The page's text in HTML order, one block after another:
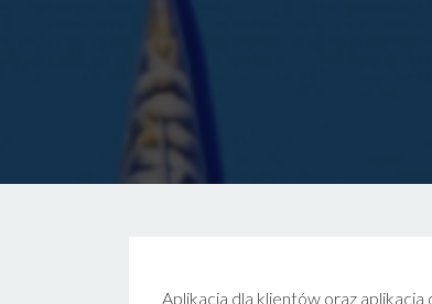
Aplikacja dla klientów oraz aplikacja